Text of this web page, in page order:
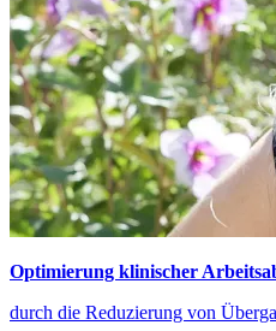
Optimierung klinischer
durch die Reduzierung von